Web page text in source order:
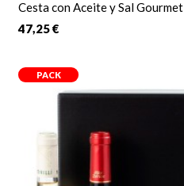
Cesta con Aceite y Sal Gourmet
47,25 €
PACK